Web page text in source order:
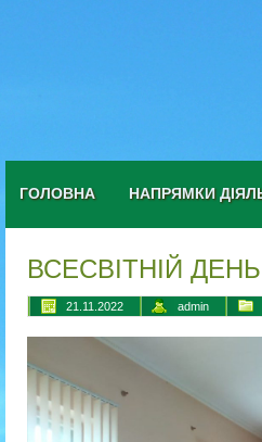
ГОЛОВНА НАПРЯМКИ
ВСЕСВІТНІЙ
21.11.2022 admin